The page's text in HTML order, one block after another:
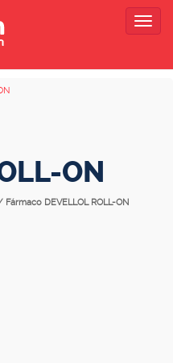
ON
DEVELLOL ROLL-ON